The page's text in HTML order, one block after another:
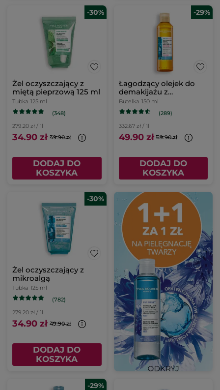
-30%
Żel oczyszczający z
miętą pieprzową 125 ml
Tubka 125 ml
(348)
279.20 zł / 1l
34.90 zł 49.90 zł
DODAJ DO
KOSZYKA
-29%
Łagodzący olejek do
demakijażu z
makroalgą 150 ml
Butelka 150 ml
(289)
332.67 zł / 1l
49.90 zł 69.90 zł
DODAJ DO
KOSZYKA
-30%
Żel oczyszczający z
mikroalgą
Tubka 125 ml
(782)
279.20 zł / 1l
34.90 zł 49.90 zł
DODAJ DO
KOSZYKA
-29%